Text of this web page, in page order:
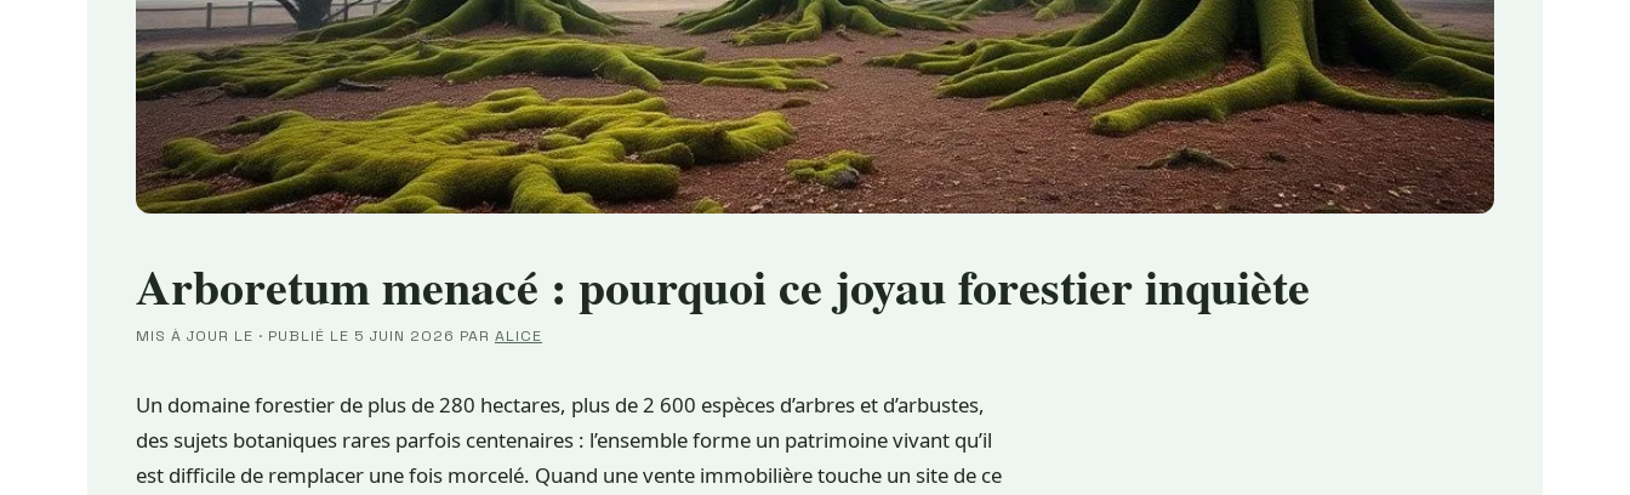
Arboretum menacé : pourquoi ce joyau forestier inquiète
MIS À JOUR LE · PUBLIÉ LE 5 JUIN 2026 PAR ALICE
Un domaine forestier de plus de 280 hectares, plus de 2 600 espèces d’arbres et d’arbustes,
des sujets botaniques rares parfois centenaires : l’ensemble forme un patrimoine vivant qu’il
est difficile de remplacer une fois morcelé. Quand une vente immobilière touche un site de ce